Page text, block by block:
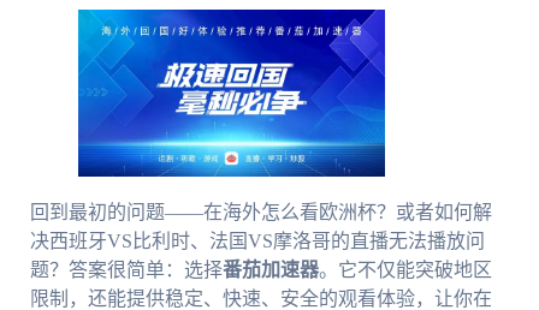
回到最初的问题——在海外怎么看欧洲杯？或者如何解
决西班牙VS比利时、法国VS摩洛哥的直播无法播放问
题？答案很简单：选择番茄加速器。它不仅能突破地区
限制，还能提供稳定、快速、安全的观看体验，让你在